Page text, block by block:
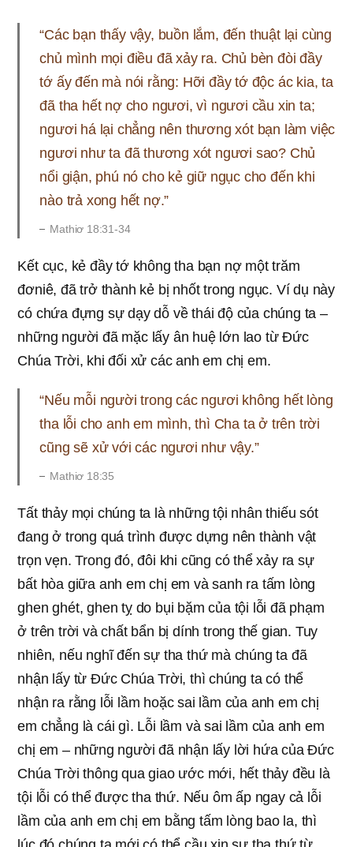
“Các bạn thấy vậy, buồn lắm, đến thuật lại cùng
chủ mình mọi điều đã xảy ra. Chủ bèn đòi đầy
tớ ấy đến mà nói rằng: Hỡi đầy tớ độc ác kia, ta
đã tha hết nợ cho ngươi, vì ngươi cầu xin ta;
ngươi há lại chẳng nên thương xót bạn làm việc
ngươi như ta đã thương xót ngươi sao? Chủ
nổi giận, phú nó cho kẻ giữ ngục cho đến khi
nào trả xong hết nợ.”
Mathiơ 18:31-34
Kết cục, kẻ đầy tớ không tha bạn nợ một trăm
đơniê, đã trở thành kẻ bị nhốt trong ngục. Ví dụ này
có chứa đựng sự dạy dỗ về thái độ của chúng ta –
những người đã mặc lấy ân huệ lớn lao từ Đức
Chúa Trời, khi đối xử các anh em chị em.
“Nếu mỗi người trong các ngươi không hết lòng
tha lỗi cho anh em mình, thì Cha ta ở trên trời
cũng sẽ xử với các ngươi như vậy.”
Mathiơ 18:35
Tất thảy mọi chúng ta là những tội nhân thiếu sót
đang ở trong quá trình được dựng nên thành vật
trọn vẹn. Trong đó, đôi khi cũng có thể xảy ra sự
bất hòa giữa anh em chị em và sanh ra tấm lòng
ghen ghét, ghen tỵ do bụi bặm của tội lỗi đã phạm
ở trên trời và chất bẩn bị dính trong thế gian. Tuy
nhiên, nếu nghĩ đến sự tha thứ mà chúng ta đã
nhận lấy từ Đức Chúa Trời, thì chúng ta có thể
nhận ra rằng lỗi lầm hoặc sai lầm của anh em chị
em chẳng là cái gì. Lỗi lầm và sai lầm của anh em
chị em – những người đã nhận lấy lời hứa của Đức
Chúa Trời thông qua giao ước mới, hết thảy đều là
tội lỗi có thể được tha thứ. Nếu ôm ấp ngay cả lỗi
lầm của anh em chị em bằng tấm lòng bao la, thì